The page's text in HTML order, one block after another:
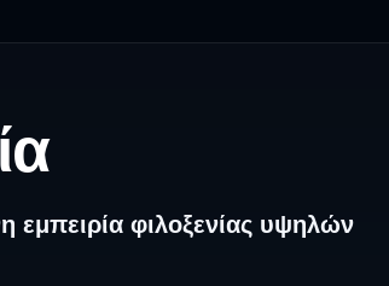
εμπειρία φιλοξενίας υψηλών